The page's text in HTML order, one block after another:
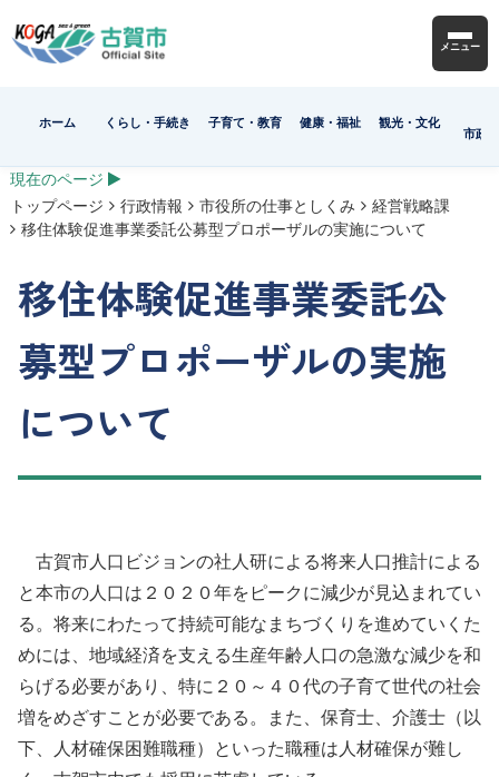
メニュー
ホーム くらし・手続き 子育て・教育 健康・福祉
観光・文化
市政
現在のページ
トップページ
行政情報 市役所の仕事としくみ
経営戦略課
移住体験促進事業委託公募型プロポーザルの実施について
移住体験促進事業委託公
募型プロポーザルの実施
について
古賀市人口ビジョンの社人研による将来人口推計による
と本市の人口は２０２０年をピークに減少が見込まれてい
る。将来にわたって持続可能なまちづくりを進めていくた
めには、地域経済を支える生産年齢人口の急激な減少を和
らげる必要があり、特に２０～４０代の子育て世代の社会
増をめざすことが必要である。また、保育士、介護士（以
下、人材確保困難職種）といった職種は人材確保が難し